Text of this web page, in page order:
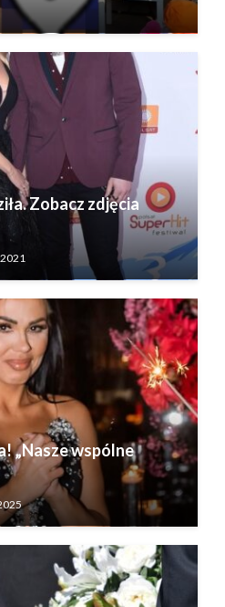
Zobacz zdjęcia
„Nasze wspólne